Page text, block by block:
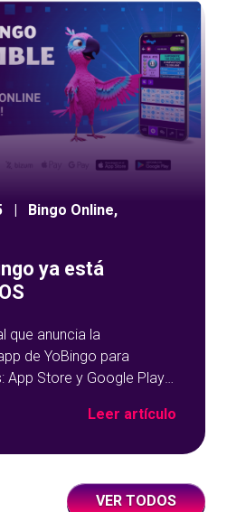
| Bingo Online,
ya está
que anuncia la
de YoBingo para
App Store y Google Play
Leer artículo
VER TODOS